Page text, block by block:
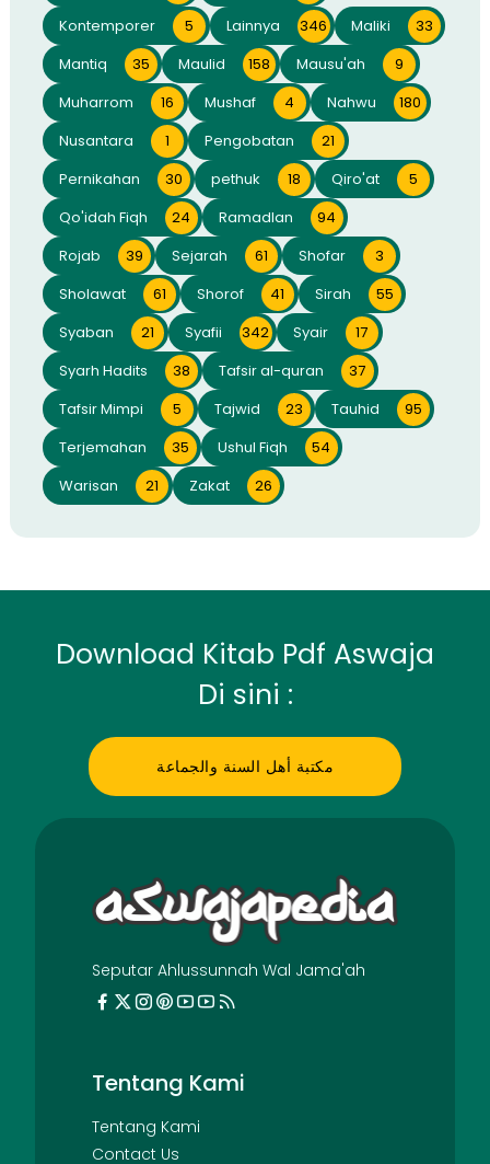
Kontemporer
5 Lainnya 346 Maliki
33
Mantiq
35 Maulid 158 Mausu'ah
9
Muharrom
16 Mushaf 4 Nahwu
180
Nusantara
1 Pengobatan
21
Pernikahan
30 pethuk 18 Qiro'at
5
Qo'idah Fiqh
24 Ramadlan
94
Rojab
39 Sejarah 61 Shofar
3
Sholawat
61 Shorof 41 Sirah
55
Syaban
21 Syafii 342 Syair
17
Syarh Hadits
38 Tafsir al-quran
37
Tafsir Mimpi
5 Tajwid 23 Tauhid
95
Terjemahan
35 Ushul Fiqh
54
Warisan
21 Zakat 26
Download Kitab Pdf Aswaja
Di sini :
مكتبة أهل السنة والجماعة
Seputar Ahlussunnah Wal Jama'ah
Tentang Kami
Tentang Kami
Contact Us